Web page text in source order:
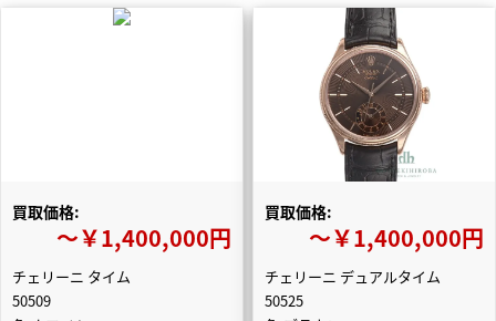
買取価格:
〜￥1,400,000円
チェリーニ タイム
50509
買取価格:
〜￥1,400,000円
チェリーニ デュアルタイム
50525